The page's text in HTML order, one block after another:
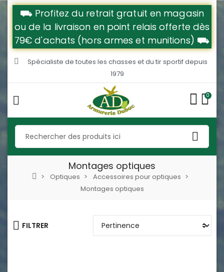
⛟ Profitez du retrait gratuit en magasin
ou de la livraison en point relais offerte dès
79€ d'achats (hors armes et munitions) ⛟
Spécialiste de toutes les chasses et du tir sportif depuis
1979
0
Montages optiques
Optiques
Accessoires pour optiques
Montages optiques
FILTRER